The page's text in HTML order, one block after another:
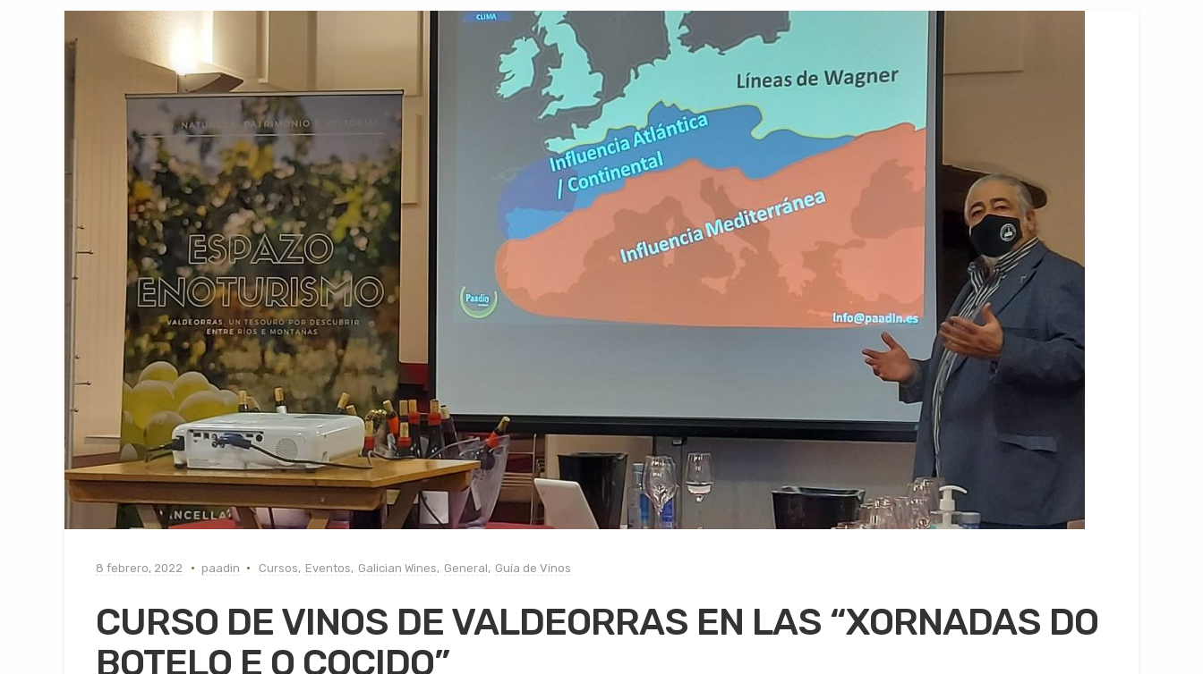
8 febrero, 2022 paadin Cursos, Eventos, Galician Wines, General, Guía de Vinos
CURSO DE VINOS DE VALDEORRAS EN LAS “XORNADAS DO
BOTELO E O COCIDO”